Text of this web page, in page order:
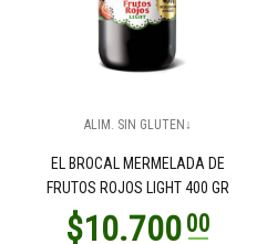
ALIM. SIN GLUTEN↓
EL BROCAL MERMELADA DE
FRUTOS ROJOS LIGHT 400 GR